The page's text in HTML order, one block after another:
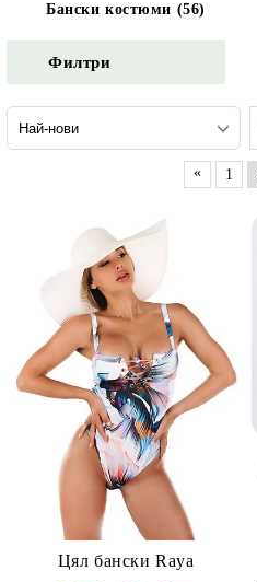
Бански костюми (56)
Филтри
« 1
Цял бански Raya